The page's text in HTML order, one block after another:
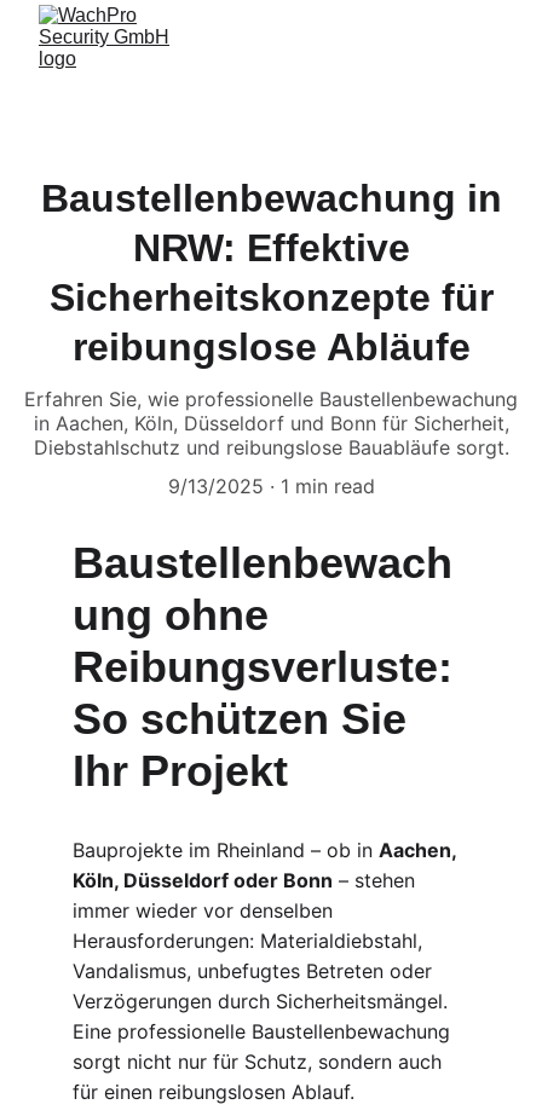
Baustellenbewachung in
NRW: Effektive
Sicherheitskonzepte für
reibungslose Abläufe
Erfahren Sie, wie professionelle Baustellenbewachung
in Aachen, Köln, Düsseldorf und Bonn für Sicherheit,
Diebstahlschutz und reibungslose Bauabläufe sorgt.
9/13/2025
1 min read
Baustellenbewach
ung ohne
Reibungsverluste:
So schützen Sie
Ihr Projekt
Bauprojekte im Rheinland – ob in Aachen,
Köln, Düsseldorf oder Bonn – stehen
immer wieder vor denselben
Herausforderungen: Materialdiebstahl,
Vandalismus, unbefugtes Betreten oder
Verzögerungen durch Sicherheitsmängel.
Eine professionelle Baustellenbewachung
sorgt nicht nur für Schutz, sondern auch
für einen reibungslosen Ablauf.